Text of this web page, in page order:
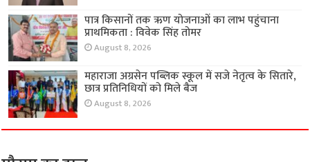
पात्र किसानों तक ऋण योजनाओं का लाभ पहुंचाना
प्राथमिकता : विवेक सिंह तोमर
August 8, 2026
महाराजा अग्रसेन पब्लिक स्कूल में सजे नेतृत्व के सितारे,
छात्र प्रतिनिधियों को मिले बैज
August 8, 2026